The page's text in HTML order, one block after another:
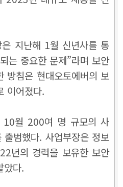
지난해 1월 신년사를 통
는 중요한 문제”라며 보안
방침은 현대오토에버의 보
이어졌다.
10월 200여 명 규모의 사
범했다. 사업부장은 정보
년의 경력을 보유한 보안
았다.